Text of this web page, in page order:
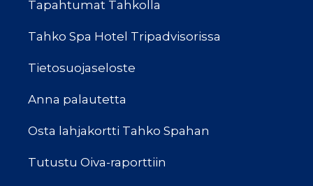
Tapahtumat Tahkolla
Tahko Spa Hotel Tripadvisorissa
Tietosuojaseloste
Anna palautetta
Osta lahjakortti Tahko Spahan
Tutustu Oiva-raporttiin